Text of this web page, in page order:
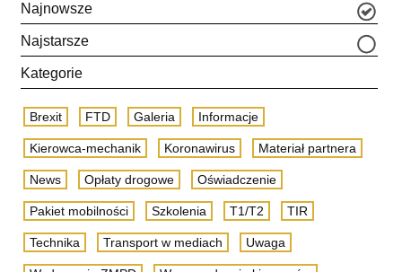
Najnowsze
Najstarsze
Kategorie
Brexit FTD Galeria Informacje
Kierowca-mechanik Koronawirus Materiał partnera
News Opłaty drogowe Oświadczenie
Pakiet mobilności Szkolenia T1/T2 TIR
Technika Transport w mediach Uwaga